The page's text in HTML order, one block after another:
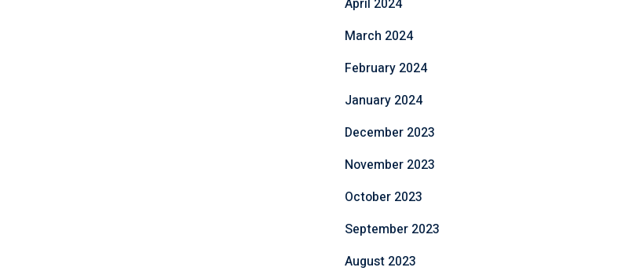
April 2024
March 2024
February 2024
January 2024
December 2023
November 2023
October 2023
September 2023
August 2023